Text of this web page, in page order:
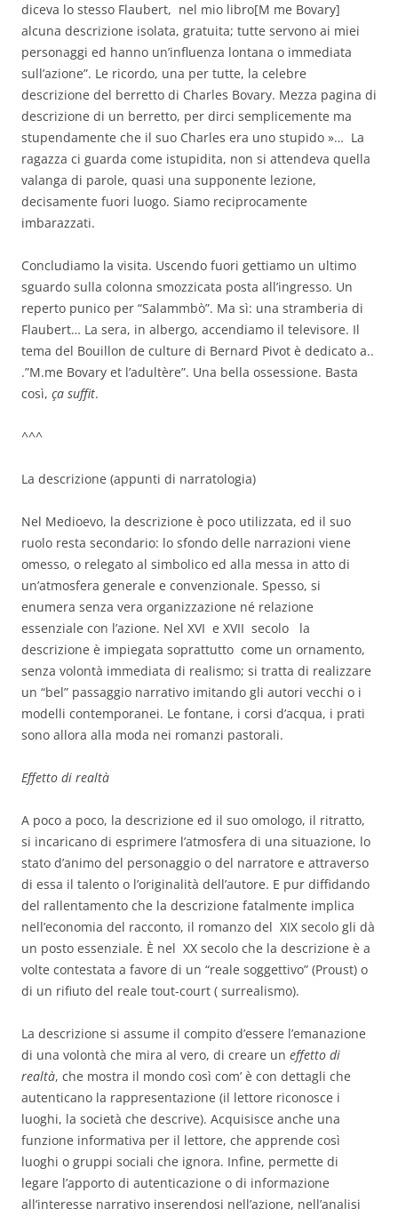
diceva lo stesso Flaubert, nel mio libro[M me Bovary]
alcuna descrizione isolata, gratuita; tutte servono ai miei
personaggi ed hanno un’influenza lontana o immediata
sull’azione”. Le ricordo, una per tutte, la celebre
descrizione del berretto di Charles Bovary. Mezza pagina di
descrizione di un berretto, per dirci semplicemente ma
stupendamente che il suo Charles era uno stupido »… La
ragazza ci guarda come istupidita, non si attendeva quella
valanga di parole, quasi una supponente lezione,
decisamente fuori luogo. Siamo reciprocamente
imbarazzati.
Concludiamo la visita. Uscendo fuori gettiamo un ultimo
sguardo sulla colonna smozzicata posta all’ingresso. Un
reperto punico per “Salammbò”. Ma sì: una stramberia di
Flaubert… La sera, in albergo, accendiamo il televisore. Il
tema del Bouillon de culture di Bernard Pivot è dedicato a..
.”M.me Bovary et l’adultère”. Una bella ossessione. Basta
così, ça suffit.
^^^
La descrizione (appunti di narratologia)
Nel Medioevo, la descrizione è poco utilizzata, ed il suo
ruolo resta secondario: lo sfondo delle narrazioni viene
omesso, o relegato al simbolico ed alla messa in atto di
un’atmosfera generale e convenzionale. Spesso, si
enumera senza vera organizzazione né relazione
essenziale con l’azione. Nel XVI e XVII secolo la
descrizione è impiegata soprattutto come un ornamento,
senza volontà immediata di realismo; si tratta di realizzare
un “bel” passaggio narrativo imitando gli autori vecchi o i
modelli contemporanei. Le fontane, i corsi d’acqua, i prati
sono allora alla moda nei romanzi pastorali.
Effetto di realtà
A poco a poco, la descrizione ed il suo omologo, il ritratto,
si incaricano di esprimere l’atmosfera di una situazione, lo
stato d’animo del personaggio o del narratore e attraverso
di essa il talento o l’originalità dell’autore. E pur diffidando
del rallentamento che la descrizione fatalmente implica
nell’economia del racconto, il romanzo del XIX secolo gli dà
un posto essenziale. È nel XX secolo che la descrizione è a
volte contestata a favore di un “reale soggettivo” (Proust) o
di un rifiuto del reale tout-court ( surrealismo).
La descrizione si assume il compito d’essere l’emanazione
di una volontà che mira al vero, di creare un effetto di
realtà, che mostra il mondo così com’ è con dettagli che
autenticano la rappresentazione (il lettore riconosce i
luoghi, la società che descrive). Acquisisce anche una
funzione informativa per il lettore, che apprende così
luoghi o gruppi sociali che ignora. Infine, permette di
legare l’apporto di autenticazione o di informazione
all’interesse narrativo inserendosi nell’azione, nell’analisi